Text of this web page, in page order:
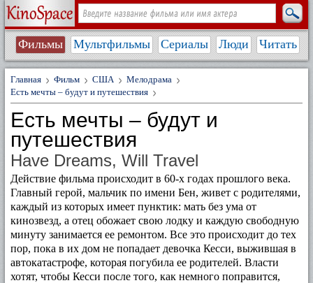
Фильмы Мультфильмы Сериалы Люди Читать
Главная Фильм США
Мелодрама
Есть мечты – будут и путешествия
Есть мечты – будут и
путешествия
Have Dreams, Will Travel
Действие фильма происходит в 60-х годах прошлого века.
Главный герой, мальчик по имени Бен, живет с родителями,
каждый из которых имеет пунктик: мать без ума от
кинозвезд, а отец обожает свою лодку и каждую свободную
минуту занимается ее ремонтом. Все это происходит до тех
пор, пока в их дом не попадает девочка Кесси, выжившая в
автокатастрофе, которая погубила ее родителей. Власти
хотят, чтобы Кесси после того, как немного поправится,